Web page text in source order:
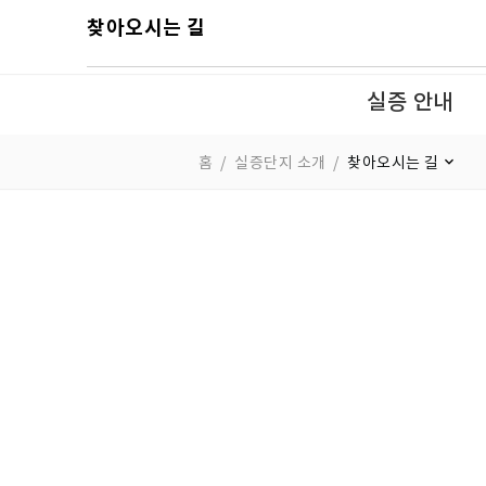
실증 안내
홈 실증단지 소개 찾아오시는 길
찾아오시는 길